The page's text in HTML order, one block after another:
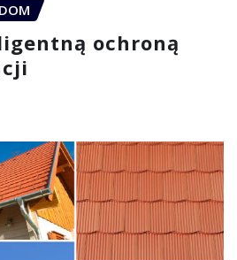
DOM
ochroną